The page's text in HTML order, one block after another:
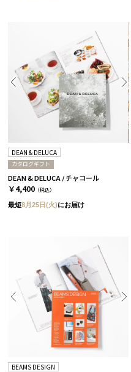
DEAN & DELUCA
カタログギフト
DEAN & DELUCA / チャコール
￥4,400 （税込）
最短8月25日(火)にお届け
BEAMS DESIGN